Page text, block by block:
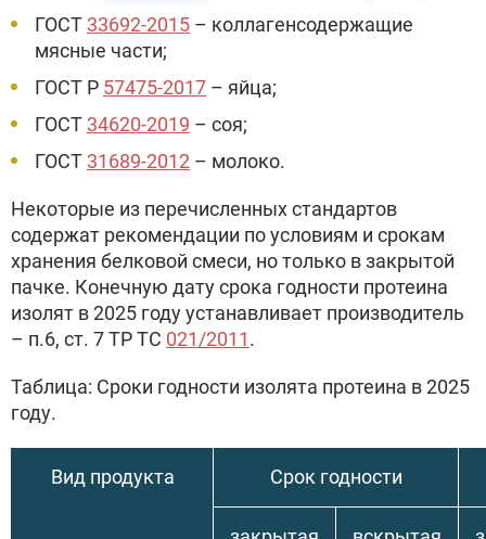
ГОСТ 33692-2015 – коллагенсодержащие
мясные части;
ГОСТ Р 57475-2017 – яйца;
ГОСТ 34620-2019 – соя;
ГОСТ 31689-2012 – молоко.
Некоторые из перечисленных стандартов
содержат рекомендации по условиям и срокам
хранения белковой смеси, но только в закрытой
пачке. Конечную дату срока годности протеина
изолят в 2025 году устанавливает производитель
– п.6, ст. 7 ТР ТС 021/2011.
Таблица: Сроки годности изолята протеина в 2025
году.
Вид продукта Срок годности